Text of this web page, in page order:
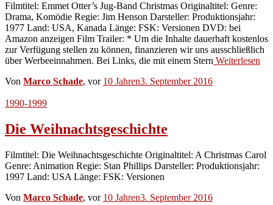
Filmtitel: Emmet Otter’s Jug-Band Christmas Originaltitel: Genre:
Drama, Komödie Regie: Jim Henson Darsteller: Produktionsjahr:
1977 Land: USA, Kanada Länge: FSK: Versionen DVD: bei
Amazon anzeigen Film Trailer: * Um die Inhalte dauerhaft kostenlos
zur Verfügung stellen zu können, finanzieren wir uns ausschließlich
über Werbeeinnahmen. Bei Links, die mit einem Stern Weiterlesen
Von Marco Schade, vor 10 Jahren3. September 2016
1990-1999
Die Weihnachtsgeschichte
Filmtitel: Die Weihnachtsgeschichte Originaltitel: A Christmas Carol
Genre: Animation Regie: Stan Phillips Darsteller: Produktionsjahr:
1997 Land: USA Länge: FSK: Versionen
Von Marco Schade, vor 10 Jahren3. September 2016